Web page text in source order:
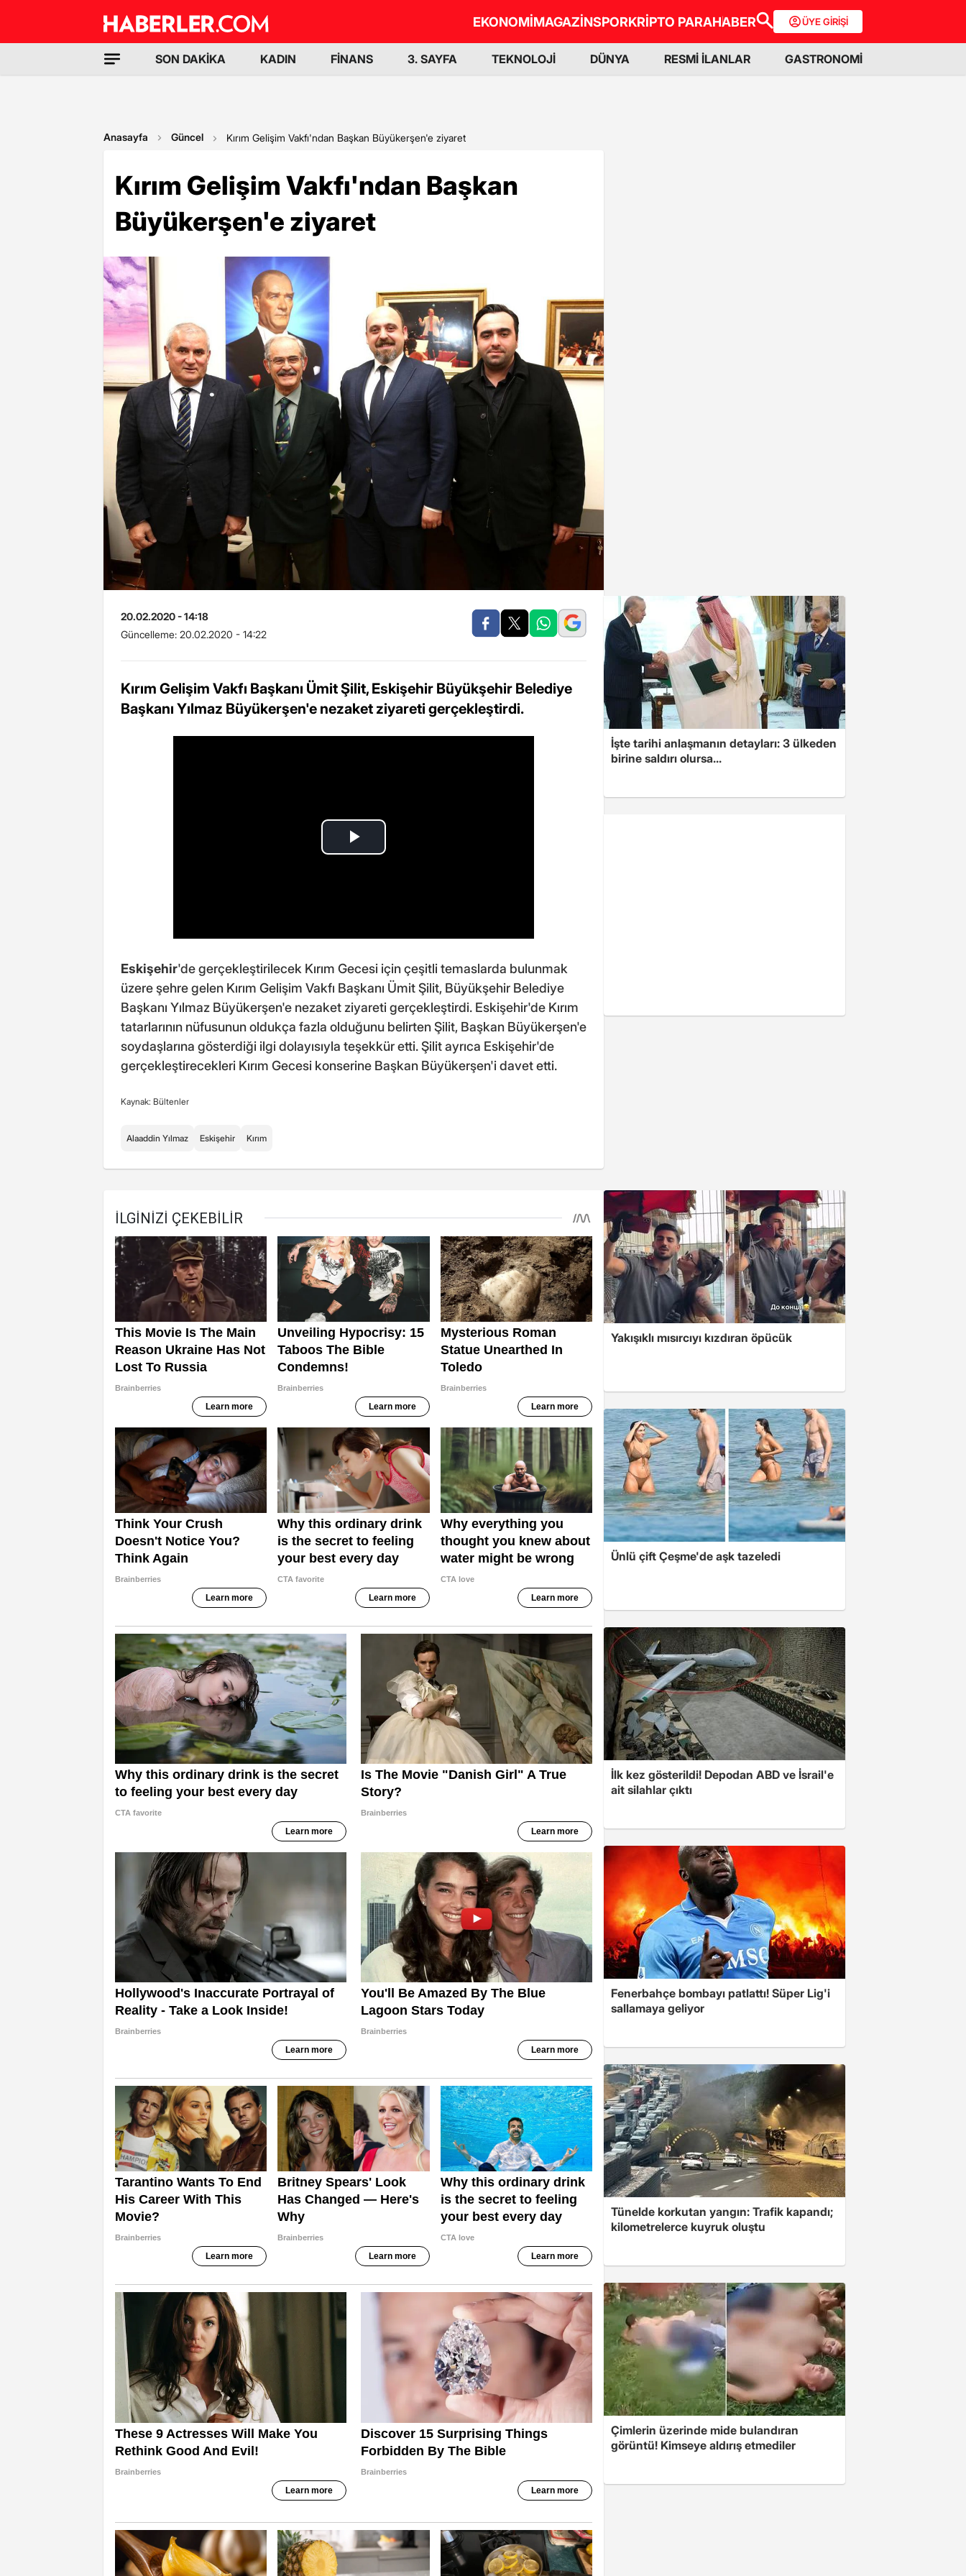
EKONOMİMAGAZİNSPORKRİPTO PARAHABER ÜYE GİRİŞİ
SON DAKİKA KADIN FİNANS 3. SAYFA TEKNOLOJİ DÜNYA RESMİ İLANLAR GASTRONOMİ
Anasayfa Güncel Kırım Gelişim Vakfı'ndan Başkan Büyükerşen'e ziyaret
Kırım Gelişim Vakfı'ndan Başkan
Büyükerşen'e ziyaret
20.02.2020 - 14:18
Güncelleme: 20.02.2020 - 14:22
Kırım Gelişim Vakfı Başkanı Ümit Şilit, Eskişehir Büyükşehir Belediye
Başkanı Yılmaz Büyükerşen'e nezaket ziyareti gerçekleştirdi.
Eskişehir'de gerçekleştirilecek Kırım Gecesi için çeşitli temaslarda bulunmak
üzere şehre gelen Kırım Gelişim Vakfı Başkanı Ümit Şilit, Büyükşehir Belediye
Başkanı Yılmaz Büyükerşen'e nezaket ziyareti gerçekleştirdi. Eskişehir'de Kırım
tatarlarının nüfusunun oldukça fazla olduğunu belirten Şilit, Başkan Büyükerşen'e
soydaşlarına gösterdiği ilgi dolayısıyla teşekkür etti. Şilit ayrıca Eskişehir'de
gerçekleştirecekleri Kırım Gecesi konserine Başkan Büyükerşen'i davet etti.
Kaynak: Bültenler
Alaaddin Yılmaz Eskişehir Kırım
İşte tarihi anlaşmanın detayları: 3 ülkeden
birine saldırı olursa...
Yakışıklı mısırcıyı kızdıran öpücük
Ünlü çift Çeşme'de aşk tazeledi
İlk kez gösterildi! Depodan ABD ve İsrail'e
ait silahlar çıktı
Fenerbahçe bombayı patlattı! Süper Lig'i
sallamaya geliyor
Tünelde korkutan yangın: Trafik kapandı;
kilometrelerce kuyruk oluştu
Çimlerin üzerinde mide bulandıran
görüntü! Kimseye aldırış etmediler